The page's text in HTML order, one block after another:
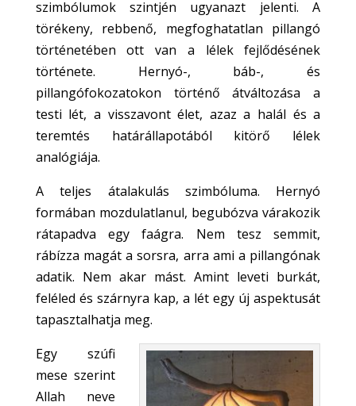
szimbólumok szintjén ugyanazt jelenti. A
törékeny, rebbenő, megfoghatatlan pillangó
történetében ott van a lélek fejlődésének
története.
Hernyó-, báb-, és
pillangófokozatokon történő átváltozása a
testi lét, a visszavont élet, azaz a halál és a
teremtés határállapotából kitörő lélek
analógiája.
A teljes átalakulás szimbóluma. Hernyó
formában mozdulatlanul, begubózva várakozik
rátapadva egy faágra. Nem tesz semmit,
rábízza magát a sorsra, arra ami a pillangónak
adatik. Nem akar mást. Amint leveti burkát,
feléled és szárnyra kap, a lét egy új aspektusát
tapasztalhatja meg.
Egy szúfi
mese szerint
Allah neve